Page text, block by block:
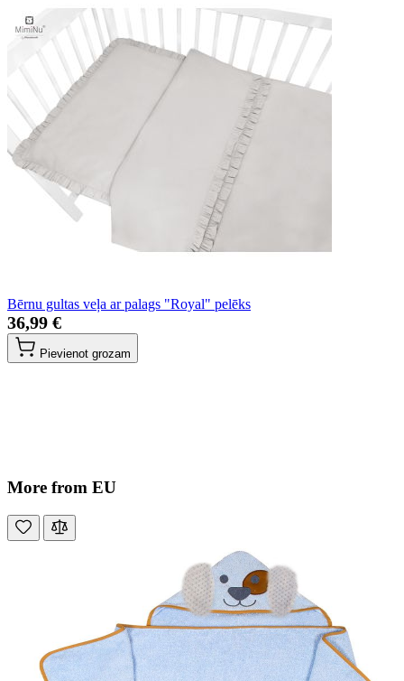
Bērnu gultas veļa ar palags "Royal" pelēks
36,99 €
Pievienot grozam
More from EU